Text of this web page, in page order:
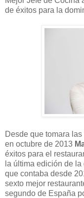
de éxitos para la
Desde que tomara
en octubre de 2013
éxitos para el
la última edición de la
que contaba desde
sexto mejor
segundo de España